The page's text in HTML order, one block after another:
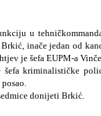
u
inače jedan od
je šefa EUPM-a
kriminalističke
donijeti Brkić.